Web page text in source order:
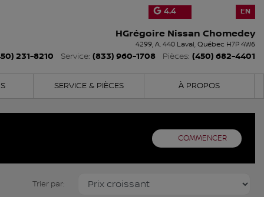
4.4 EN
HGrégoire Nissan Chomedey
4299, A. 440 Laval, Québec H7P 4W6
231-8210 Service: (833) 960-1708 Pièces: (450) 682-4401
SERVICE & PIÈCES À PROPOS
COMMENCER
Trier par: